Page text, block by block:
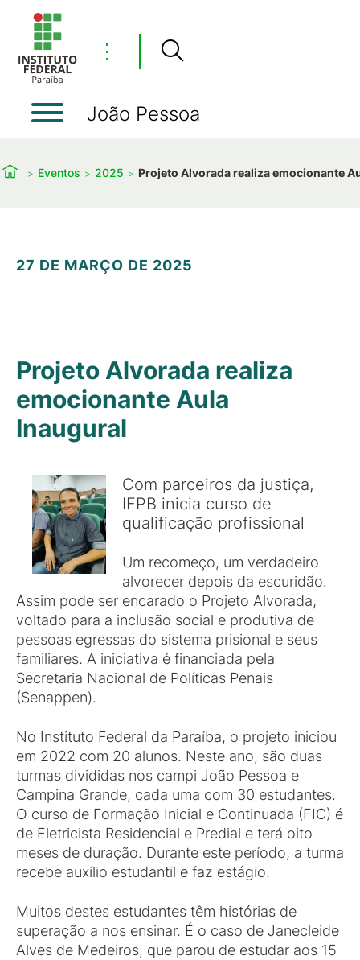
⋮
João Pessoa
Eventos 2025 Projeto Alvorada realiza emocionante
27 DE MARÇO DE 2025
Projeto Alvorada realiza
emocionante Aula
Inaugural
Com parceiros da justiça,
IFPB inicia curso de
qualificação profissional
Um recomeço, um verdadeiro
alvorecer depois da escuridão.
Assim pode ser encarado o Projeto Alvorada,
voltado para a inclusão social e produtiva de
pessoas egressas do sistema prisional e seus
familiares. A iniciativa é financiada pela
Secretaria Nacional de Políticas Penais
(Senappen).
No Instituto Federal da Paraíba, o projeto iniciou
em 2022 com 20 alunos. Neste ano, são duas
turmas divididas nos campi João Pessoa e
Campina Grande, cada uma com 30 estudantes.
O curso de Formação Inicial e Continuada (FIC) é
de Eletricista Residencial e Predial e terá oito
meses de duração. Durante este período, a turma
recebe auxílio estudantil e faz estágio.
Muitos destes estudantes têm histórias de
superação a nos ensinar. É o caso de Janecleide
Alves de Medeiros, que parou de estudar aos 15